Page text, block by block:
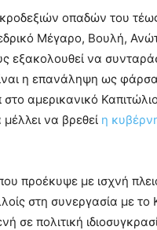
οπαδών του
Μέγαρο, Βουλή,
εξακολουθεί να
η επανάληψη ως
αμερικανικό
να βρεθεί η
προέκυψε με ισχνή
στη συνεργασία με
σε πολιτική